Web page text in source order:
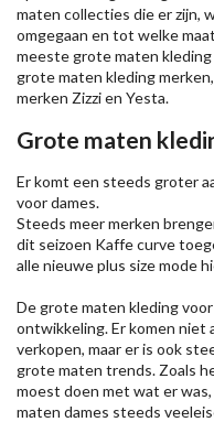
maten collecties die er zijn,
omgegaan en tot welke
meeste grote maten
grote maten kleding
merken Zizzien Yesta.
Grote maten
Er komt een steeds groter
voor dames.
Steeds meer merken
dit seizoen Kaffecurve
alle nieuweplus size mode
De grote maten kleding
ontwikkeling. Er komen niet
verkopen, maar er is ook
grote maten trends. Zoals
moest doen met wat er
maten dames steeds